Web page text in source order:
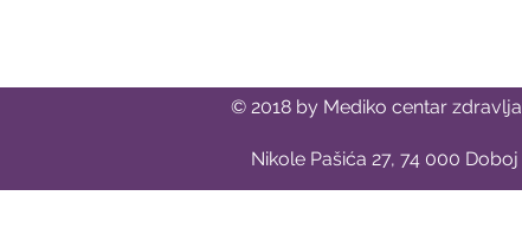
© 2018 by Mediko centar zdravlja
Nikole Pašića 27, 74 000 Doboj